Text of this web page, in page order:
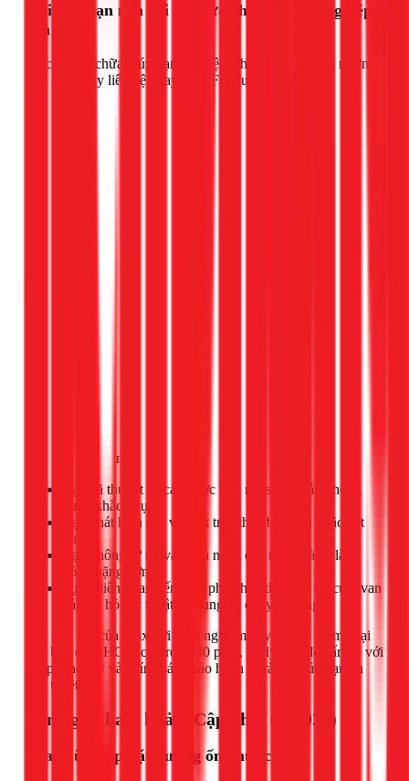
Khi nào bạn nên gọi thợ sửa chữa chuyên nghiệp
của 1Fix?
Việc tự sửa chữa giúp bạn tiết kiệm chi phí, nhưng có những
giới hạn. Hãy liên hệ ngay với 1Fix qua hotline
nếu:
Bạn đã thử tất cả các bước trên mà sự cố vẫn không
được khắc phục.
Bạn phát hiện các vết nứt trên thân bồn cầu hoặc két
nước.
Bạn không tự tin vào khả năng của mình và sợ làm
hỏng nặng hơn.
Sự cố liên quan đến việc phải thay thế toàn bộ cụm van
xả, đòi hỏi kỹ thuật và dụng cụ chuyên dụng.
Đội ngũ thợ của 1Fix với kinh nghiệm dày dặn sẽ có mặt tại
nhà bạn ở TPHCM chỉ trong 30 phút, xử lý triệt để vấn đề với
chi phí hợp lý và chính sách bảo hành rõ ràng, giúp bạn an
tâm tuyệt đối.
Bảng giá tham khảo (Cập nhật 03/2026)
Sửa chữa, lắp đặt đường ống nước